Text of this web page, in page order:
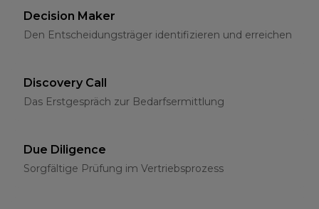
Decision Maker
Den Entscheidungsträger identifizieren und erreichen
Discovery Call
Das Erstgespräch zur Bedarfsermittlung
Due Diligence
Sorgfältige Prüfung im Vertriebsprozess